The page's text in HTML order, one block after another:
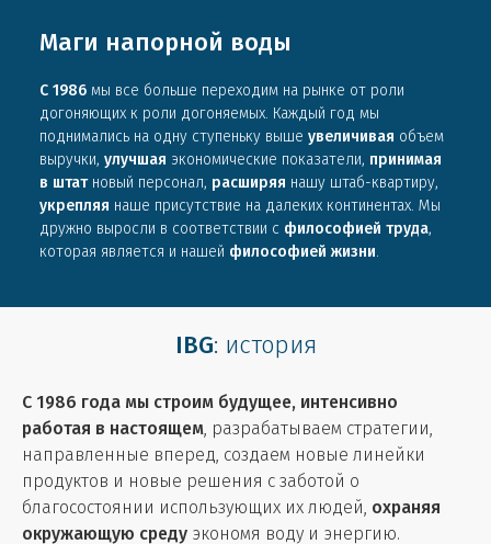
Маги напорной воды
С 1986мы все больше переходим на рынке от роли
догоняющих к роли догоняемых. Каждый год мы
поднимались на одну ступеньку выше увеличивая объем
выручки, улучшая экономические показатели, принимая
в штатновый персонал, расширяя нашу штаб-квартиру,
укрепляя наше присутствие на далеких континентах. Мы
дружно выросли в соответствии с философией труда,
которая является и нашей философией жизни.
IBG: история
С 1986 года мы строим будущее, интенсивно
работая в настоящем , разрабатываем стратегии,
направленные вперед, создаем новые линейки
продуктов и новые решения с заботой о
благосостоянии использующих их людей, охраняя
окружающую среду экономя воду и энергию.